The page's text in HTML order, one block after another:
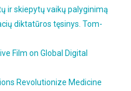
ir skiepytų vaikų palyginimą
diktatūros tęsinys. Tom-
Film on Global Digital
Revolutionize Medicine